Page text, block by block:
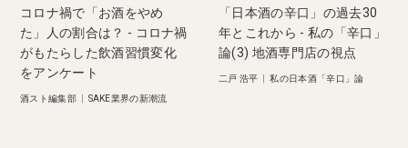
コロナ禍で「お酒をやめ
た」人の割合は？ - コロナ禍
がもたらした飲酒習慣変化
をアンケート
酒スト編集部| SAKE業界の新潮流
「日本酒の辛口」の過去30
年とこれから - 私の「辛口」
論(3) 地酒専門店の視点
二戸 浩平 |私の日本酒「辛口」論